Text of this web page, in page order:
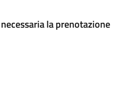
la prenotazione